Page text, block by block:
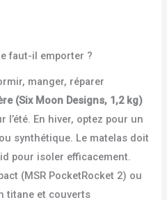
faut-il emporter ?
manger, réparer
(Six Moon Designs, 1,2 kg)
l’été. En hiver, optez pour un
synthétique. Le matelas doit
pour isoler efficacement.
(MSR PocketRocket 2) ou
titane et couverts